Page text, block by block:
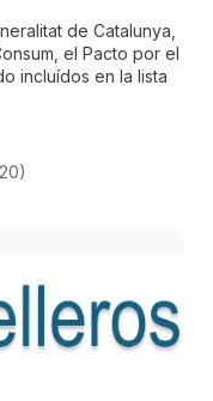
de Catalunya,
el Pacto por el
incluídos en la lista